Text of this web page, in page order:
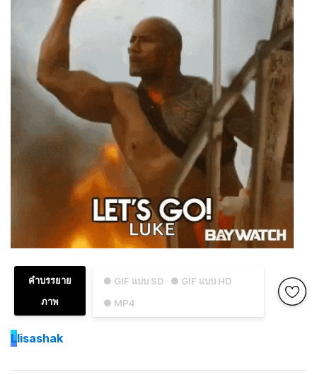
● GIF แบบ SD
● GIF แบบ HD
● MP4
คำบรรยาย
ภาพ
Llisashak